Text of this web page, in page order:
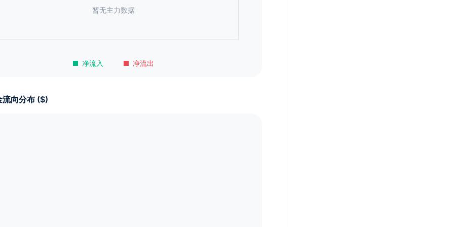
净流入 净流出
暂无主力数据
向分布 ($)